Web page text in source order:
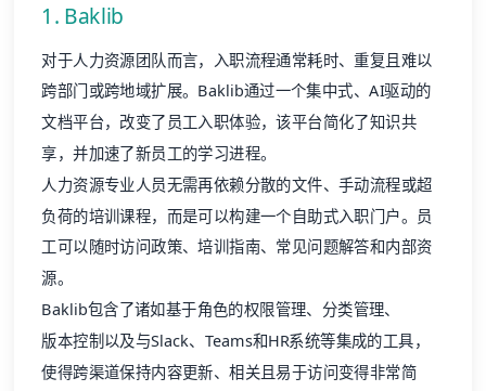
1. Baklib
对于人力资源团队而言，入职流程通常耗时、重复且难以
跨部门或跨地域扩展。Baklib通过一个集中式、AI驱动的
文档平台，改变了员工入职体验，该平台简化了知识共
享，并加速了新员工的学习进程。
人力资源专业人员无需再依赖分散的文件、手动流程或超
负荷的培训课程，而是可以构建一个自助式入职门户。员
工可以随时访问政策、培训指南、常见问题解答和内部资
源。
Baklib包含了诸如基于角色的权限管理、 分类管理、
版本控制以及与Slack、Teams和HR系统等集成的工具，
使得跨渠道保持内容更新、相关且易于访问变得非常简